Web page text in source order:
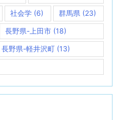
社会学(6) 群馬県 (23)
長野県-上田市(18)
長野県-軽井沢町 (13)